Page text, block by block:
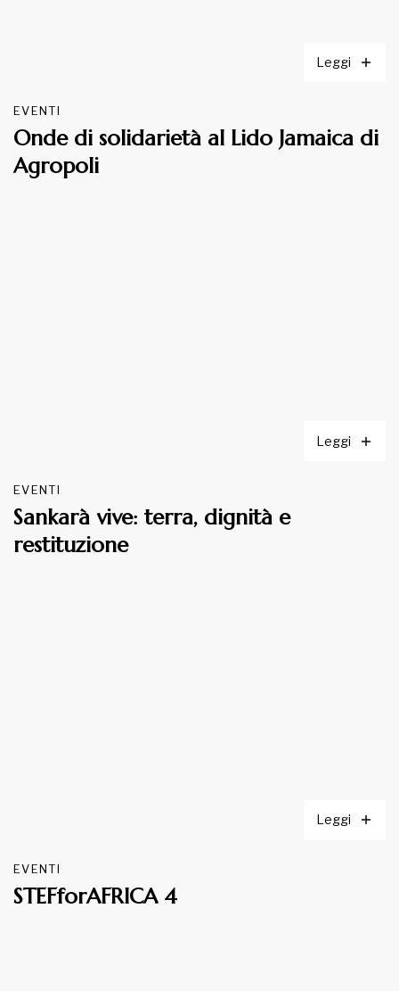
Leggi
EVENTI
Onde di solidarietà al Lido Jamaica di
Agropoli
Leggi
EVENTI
Sankarà vive: terra, dignità e
restituzione
Leggi
EVENTI
STEFforAFRICA 4